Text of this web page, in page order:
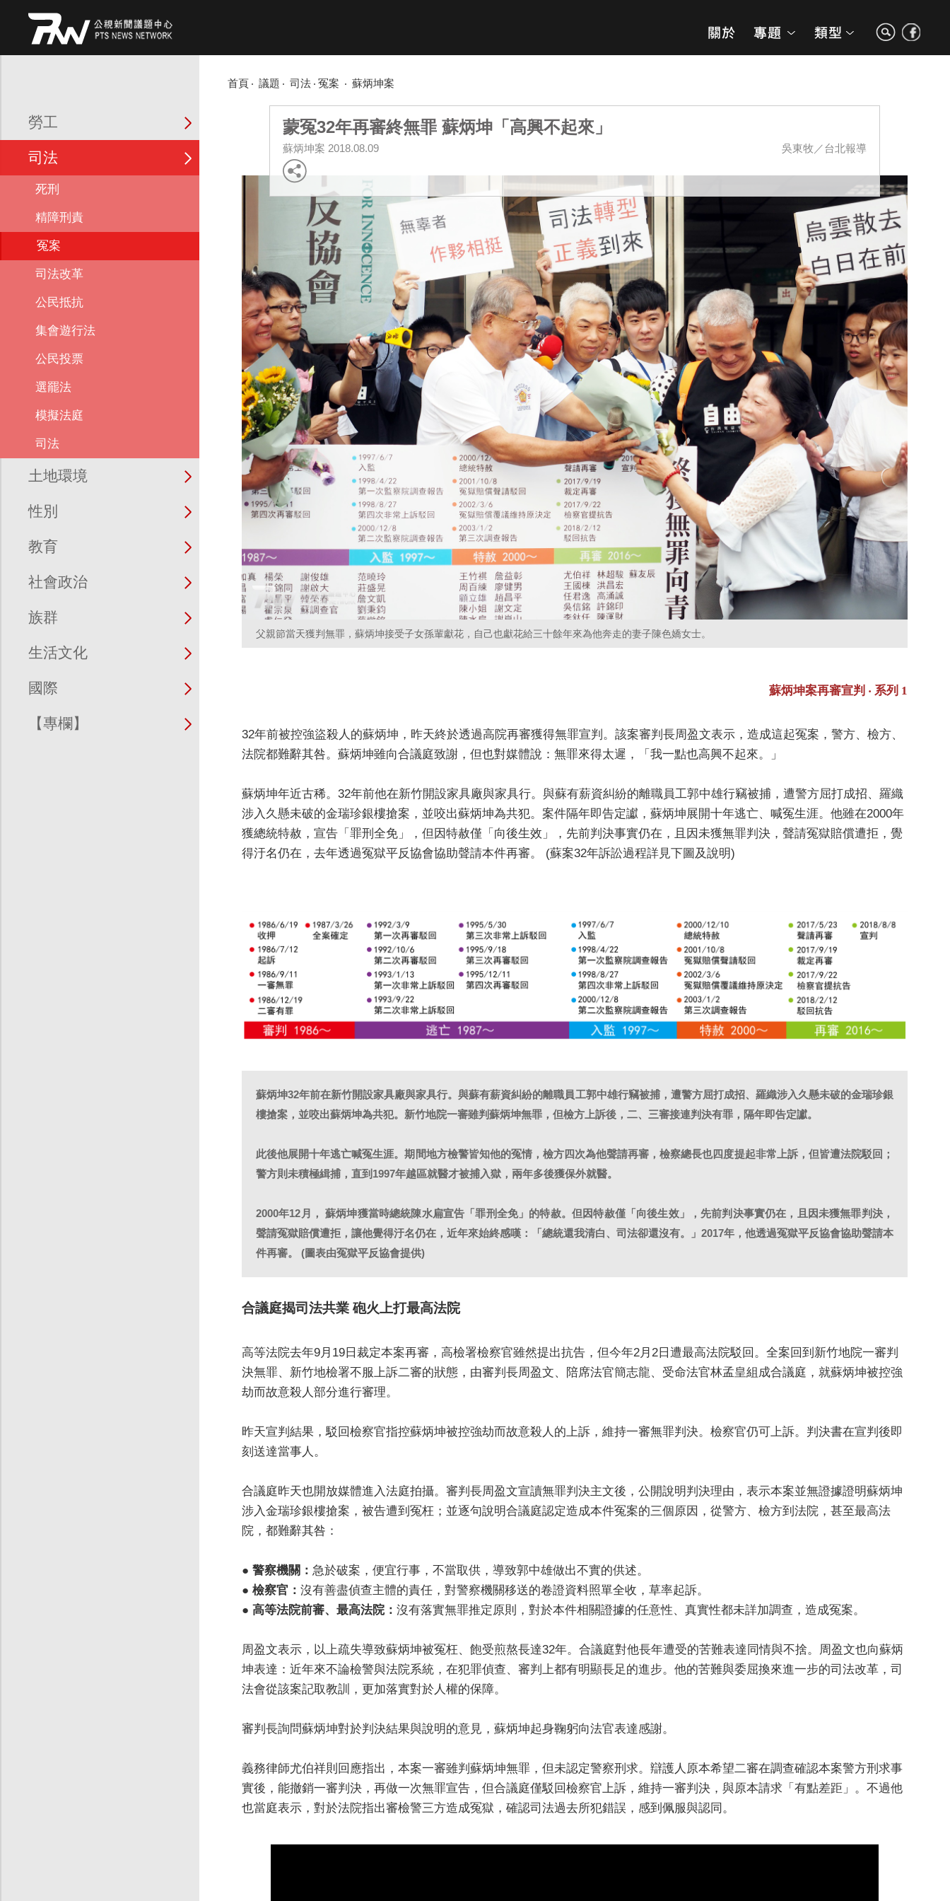
勞工
司法
死刑
精障刑責
冤案
司法改革
公民抵抗
集會遊行法
公民投票
選罷法
模擬法庭
司法
土地環境
性別
教育
社會政治
族群
生活文化
國際
【專欄】
首頁 議題 司法 冤案 蘇炳坤案
蒙冤32年再審終無罪 蘇炳坤「高興不起來」
蘇炳坤案 2018.08.09 吳東牧／台北報導
父親節當天獲判無罪，蘇炳坤接受子女孫輩獻花，自己也獻花給三十餘年來為他奔走的妻子陳色嬌女士。
蘇炳坤案再審宣判 ‧ 系列 1
32年前被控強盜殺人的蘇炳坤，昨天終於透過高院再審獲得無罪宣判。該案審判長周盈文表示，造成這起冤案，警方、檢方、
法院都難辭其咎。蘇炳坤雖向合議庭致謝，但也對媒體說：無罪來得太遲，「我一點也高興不起來。」
蘇炳坤年近古稀。32年前他在新竹開設家具廠與家具行。與蘇有薪資糾紛的離職員工郭中雄行竊被捕，遭警方屈打成招、羅織
涉入久懸未破的金瑞珍銀樓搶案，並咬出蘇炳坤為共犯。案件隔年即告定讞，蘇炳坤展開十年逃亡、喊冤生涯。他雖在2000年
獲總統特赦，宣告「罪刑全免」，但因特赦僅「向後生效」，先前判決事實仍在，且因未獲無罪判決，聲請冤獄賠償遭拒，覺
得汙名仍在，去年透過冤獄平反協會協助聲請本件再審。 (蘇案32年訴訟過程詳見下圖及說明)
蘇炳坤32年前在新竹開設家具廠與家具行。與蘇有薪資糾紛的離職員工郭中雄行竊被捕，遭警方屈打成招、羅織涉入久懸未破的金瑞珍銀
樓搶案，並咬出蘇炳坤為共犯。新竹地院一審雖判蘇炳坤無罪，但檢方上訴後，二、三審接連判決有罪，隔年即告定讞。
此後他展開十年逃亡喊冤生涯。期間地方檢警皆知他的冤情，檢方四次為他聲請再審，檢察總長也四度提起非常上訴，但皆遭法院駁回；
警方則未積極緝捕，直到1997年越區就醫才被捕入獄，兩年多後獲保外就醫。
2000年12月， 蘇炳坤獲當時總統陳水扁宣告「罪刑全免」的特赦。但因特赦僅「向後生效」，先前判決事實仍在，且因未獲無罪判決，
聲請冤獄賠償遭拒，讓他覺得汙名仍在，近年來始終感嘆：「總統還我清白、司法卻還沒有。」2017年，他透過冤獄平反協會協助聲請本
件再審。 (圖表由冤獄平反協會提供)
合議庭揭司法共業 砲火上打最高法院
高等法院去年9月19日裁定本案再審，高檢署檢察官雖然提出抗告，但今年2月2日遭最高法院駁回。全案回到新竹地院一審判
決無罪、新竹地檢署不服上訴二審的狀態，由審判長周盈文、陪席法官簡志龍、受命法官林孟皇組成合議庭，就蘇炳坤被控強
劫而故意殺人部分進行審理。
昨天宣判結果，駁回檢察官指控蘇炳坤被控強劫而故意殺人的上訴，維持一審無罪判決。檢察官仍可上訴。判決書在宣判後即
刻送達當事人。
合議庭昨天也開放媒體進入法庭拍攝。審判長周盈文宣讀無罪判決主文後，公開說明判決理由，表示本案並無證據證明蘇炳坤
涉入金瑞珍銀樓搶案，被告遭到冤枉；並逐句說明合議庭認定造成本件冤案的三個原因，從警方、檢方到法院，甚至最高法
院，都難辭其咎：
● 警察機關： 急於破案，便宜行事，不當取供，導致郭中雄做出不實的供述。
● 檢察官： 沒有善盡偵查主體的責任，對警察機關移送的卷證資料照單全收，草率起訴。
● 高等法院前審、最高法院： 沒有落實無罪推定原則，對於本件相關證據的任意性、真實性都未詳加調查，造成冤案。
周盈文表示，以上疏失導致蘇炳坤被冤枉、飽受煎熬長達32年。合議庭對他長年遭受的苦難表達同情與不捨。周盈文也向蘇炳
坤表達：近年來不論檢警與法院系統，在犯罪偵查、審判上都有明顯長足的進步。他的苦難與委屈換來進一步的司法改革，司
法會從該案記取教訓，更加落實對於人權的保障。
審判長詢問蘇炳坤對於判決結果與說明的意見，蘇炳坤起身鞠躬向法官表達感謝。
義務律師尤伯祥則回應指出，本案一審雖判蘇炳坤無罪，但未認定警察刑求。辯護人原本希望二審在調查確認本案警方刑求事
實後，能撤銷一審判決，再做一次無罪宣告，但合議庭僅駁回檢察官上訴，維持一審判決，與原本請求「有點差距」。不過他
也當庭表示，對於法院指出審檢警三方造成冤獄，確認司法過去所犯錯誤，感到佩服與認同。